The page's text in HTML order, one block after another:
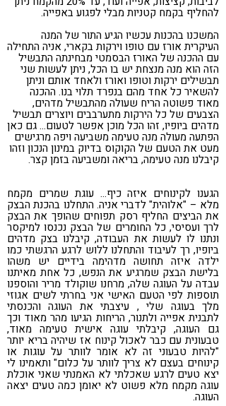
להחליף בקמח קטניות מבלי לפגוע באפייה.
המשכנו בהכנות עכשיו הגיע התור של המנה
העיקרית אורז עם טופו וירקות בקארי, אניה התחילה
עם ההכנה של האורז הבסמטי מבחינתה התבשיל
הזה הוא מנה מנצחת יש בו הכל, ניתן לעשות שני
תבשילים ירקות וטופו ואורז ולאחד אותם וניתן
להשאיר כל אחד מהם בנפרד תלוי בנו. ההכנה
מאוד פשוטה הריח שעולה מהתבשיל מדהים,
הצבעים של כל הירקות מתערבבים ויוצרים תבשיל
מדהים ביופיו, זהו הכל מוכן אפשר לטעום… גם כאן
הפתעה מעולה מנה טעימה משביעה ויפה מרגישים
מעט את הטעם של הקוקוס בדיוק במינון הנכון וזהו
קיבלנו מנה טעימה, בריאה ומשביעה בזמן קצר.
הגענו לקינוחים איזה כיף… עוגת שמרים מקמח
מלא – "אלוהית" לדברי אניה. התחלנו בהכנת הבצק
את הביצים החליף רסק תפוחים שהופך את הבצק
לרך ועסיסי, כל החומרים של הבצק נכנסו למיקסר
ונתנו לו לעשות את העבודה, קיבלנו בצק מדהים
ביופיו, רך לעיבוד והתחלנו ללוש לרגע הרגשתי כמו
ילדה איזה תחושה מדהימה בידיים יש משהו
בלישת הבצק שמרגיע את הנפש, כל אחת מאיתנו
עבדה על העוגה שלה, מרחנו שוקולד מריר והוספנו
תוספות לפי הטעם האישי אני בחרתי לשים אגוזי
מלך בעוגה שלי , עיצבתי את העוגה והכנסתי
לתבנית אפייה ולתנור, הריחות הגיעו מהר מאוד וכך
גם העוגה, קיבלתי עוגה אישית טעימה מאוד,
טבעונית עם כבר לאכול קינוח אז שיהיה בריא יותר
"להיות טבעוני זה לא אומר לוותר על עוגות או
קינוחים בעצם לא צריך לוותר על כלום" ותאמינו לי
יצא טעים לרגע שאכלתי לא האמנתי שאני אוכלת
עוגה מקמח מלא פשוט לא יאומן כמה טעים יצאה
העוגה.